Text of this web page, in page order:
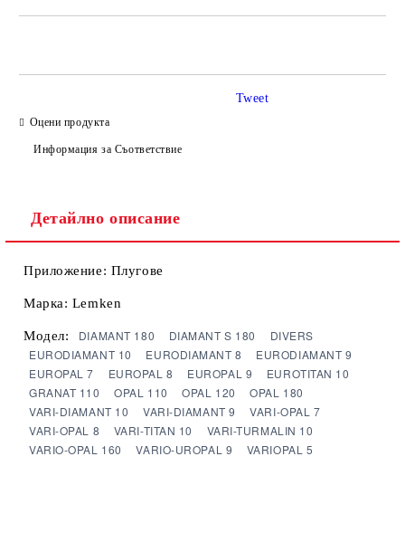
Оцени продукта
Информация за Съответствие
Tweet
Детайлно описание
Приложение: Плугове
Марка: Lemken
Модел: DIAMANT 180 DIAMANT S 180
DIVERS
EURODIAMANT 10
EURODIAMANT 8
EURODIAMANT 9
EUROPAL 7
EUROPAL 8 EUROPAL 9
EUROTITAN 10
GRANAT 110
OPAL 110 OPAL 120
OPAL 180
VARI-DIAMANT 10
VARI-DIAMANT 9
VARI-OPAL 7
VARI-OPAL 8
VARI-TITAN 10
VARI-TURMALIN 10
VARIO-OPAL 160
VARIO-UROPAL 9 VARIOPAL 5